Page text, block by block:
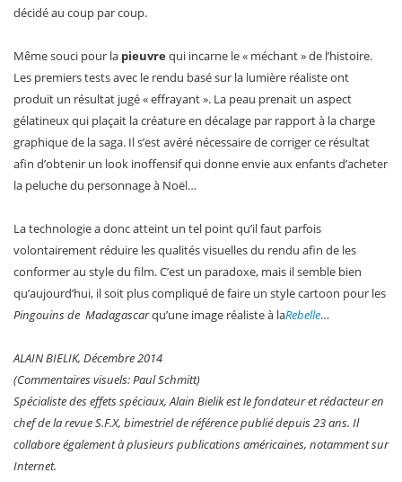
décidé au coup par coup.
Même souci pour la pieuvrequi incarne le « méchant » de l’histoire.
Les premiers tests avec le rendu basé sur la lumière réaliste ont
produit un résultat jugé « effrayant ». La peau prenait un aspect
gélatineux qui plaçait la créature en décalage par rapport à la charge
graphique de la saga. Il s’est avéré nécessaire de corriger ce résultat
afin d’obtenir un look inoffensif qui donne envie aux enfants d’acheter
la peluche du personnage à Noël…
La technologie a donc atteint un tel point qu’il faut parfois
volontairement réduire les qualités visuelles du rendu afin de les
conformer au style du film. C’est un paradoxe, mais il semble bien
qu’aujourd’hui, il soit plus compliqué de faire un style cartoon pour les
Pingouins de Madagascarqu’une image réaliste à laRebelle…
ALAIN BIELIK, Décembre 2014
(Commentaires visuels: Paul Schmitt)
Spécialiste des effets spéciaux, Alain Bielik est le fondateur et rédacteur en
chef de la revue S.F.X, bimestriel de référence publié depuis 23 ans. Il
collabore également à plusieurs publications américaines, notamment sur
Internet.